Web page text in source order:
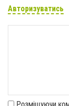
Авторизуватись